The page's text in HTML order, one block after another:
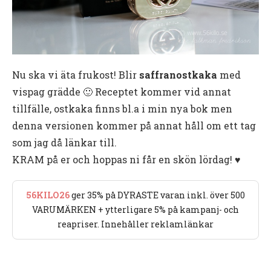
Nu ska vi äta frukost! Blir saffranostkaka med
vispag grädde 🙂 Receptet kommer vid annat
tillfälle, ostkaka finns bl.a i min nya bok men
denna versionen kommer på annat håll om ett tag
som jag då länkar till.
KRAM på er och hoppas ni får en skön lördag! ♥
56KILO26ger 35% på DYRASTE varan inkl. över 500
VARUMÄRKEN + ytterligare 5% på kampanj- och
reapriser. Innehåller reklamlänkar